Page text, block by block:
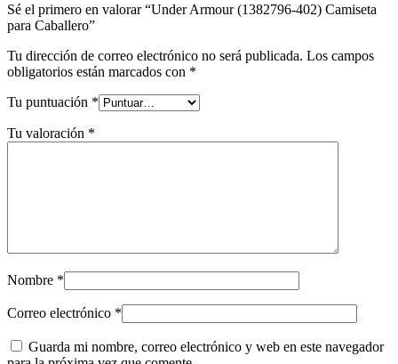
Sé el primero en valorar “Under Armour (1382796-402) Camiseta
para Caballero”
Tu dirección de correo electrónico no será publicada. Los campos
obligatorios están marcados con *
Tu puntuación *
Tu valoración *
Nombre *
Correo electrónico *
Guarda mi nombre, correo electrónico y web en este navegador